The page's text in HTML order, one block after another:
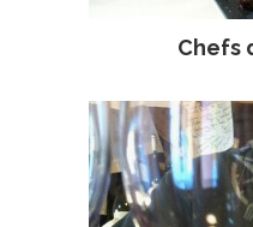
Chefs